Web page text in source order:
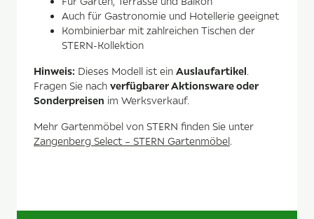
Auch für Gastronomie und Hotellerie geeignet
Kombinierbar mit zahlreichen Tischen der
STERN-Kollektion
Hinweis: Dieses Modell ist ein Auslaufartikel.
Fragen Sie nach verfügbarer Aktionsware oder
Sonderpreisen im Werksverkauf.
Mehr Gartenmöbel von STERN finden Sie unter
Zangenberg Select – STERN Gartenmöbel.